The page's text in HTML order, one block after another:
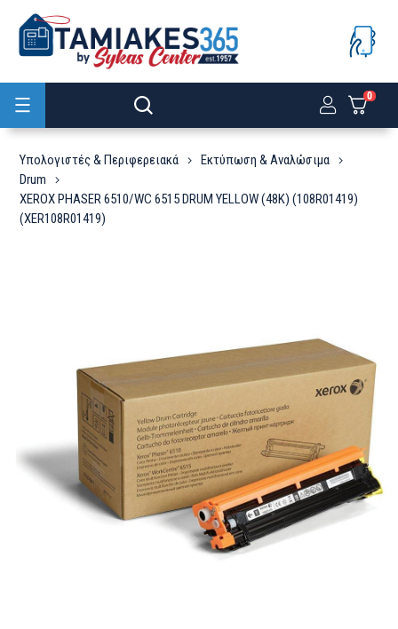
0
Υπολογιστές & Περιφερειακά
Εκτύπωση & Αναλώσιμα
Drum
XEROX PHASER 6510/WC 6515 DRUM YELLOW (48K) (108R01419)
(XER108R01419)